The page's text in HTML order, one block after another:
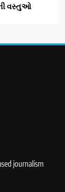
વસ્તુઓ
journalism